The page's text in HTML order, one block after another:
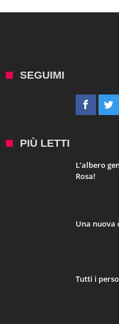
SEGUIMI
PIÙ LETTI
L’albero
Rosa!
Una nuova
Tutti i